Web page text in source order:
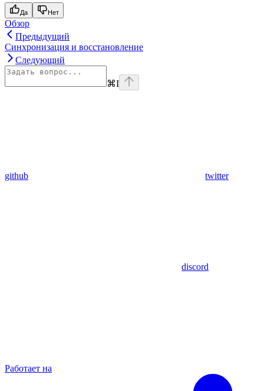
Да Нет
Обзор
Предыдущий
Синхронизация и восстановление
Следующий
⌘I
github twitter
discord
Работает на